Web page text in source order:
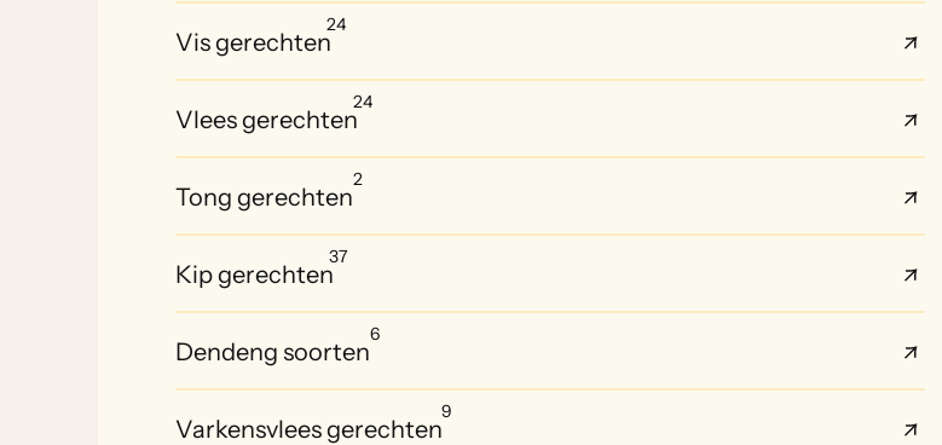
Vis gerechten
24
Vlees gerechten
24
Tong gerechten
2
Kip gerechten
37
Dendeng soorten
6
Varkensvlees gerechten
9